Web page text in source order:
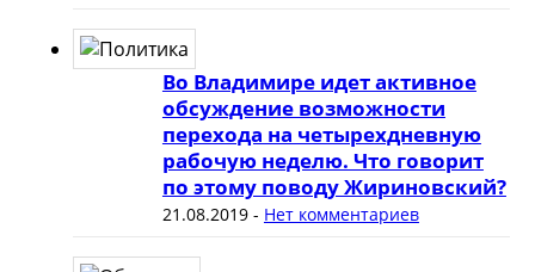
Во Владимире идет активное
обсуждение возможности
перехода на четырехдневную
рабочую неделю. Что говорит
по этому поводу Жириновский?
21.08.2019- Нет комментариев